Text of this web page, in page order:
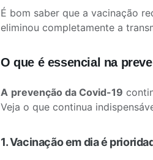
É bom saber que a vacinação
eliminou completamente a
O que é essencial na
A prevenção da Covid-19
Veja o que continua
1. Vacinação em dia é